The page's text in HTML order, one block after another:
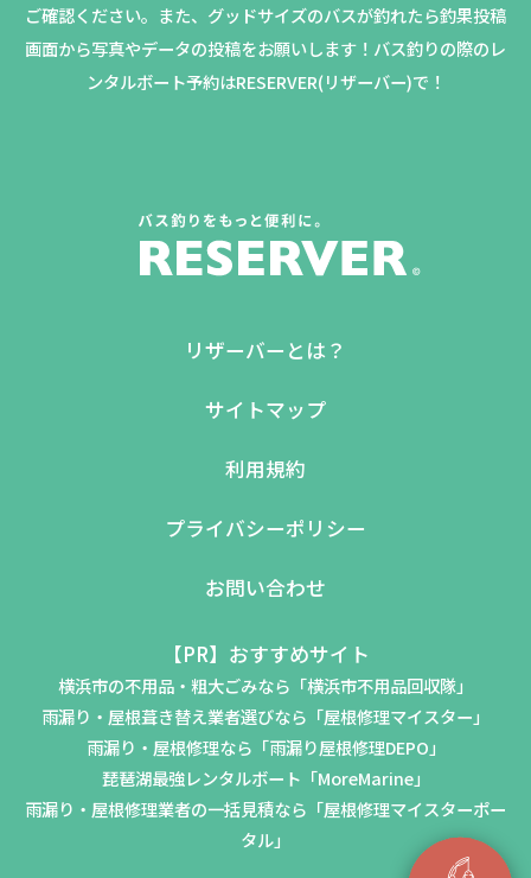
ご確認ください。 また、グッドサイズのバスが釣れたら釣果投稿
画面から写真やデータの投稿をお願いします！バス釣りの際のレ
ンタルボート予約はRESERVER(リザーバー)で！
リザーバーとは？
サイトマップ
利用規約
プライバシーポリシー
お問い合わせ
【PR】おすすめサイト
横浜市の不用品・粗大ごみなら「横浜市不用品回収隊」
雨漏り・屋根葺き替え業者選びなら「屋根修理マイスター」
雨漏り・屋根修理なら「雨漏り屋根修理DEPO」
琵琶湖最強レンタルボート「MoreMarine」
雨漏り・屋根修理業者の一括見積なら「屋根修理マイスターポー
タル」